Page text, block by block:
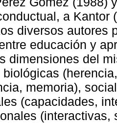
a Kantor
diversos autores
educación y
dimensiones del
biológicas
memoria),
(capacidades,
(interactivas,